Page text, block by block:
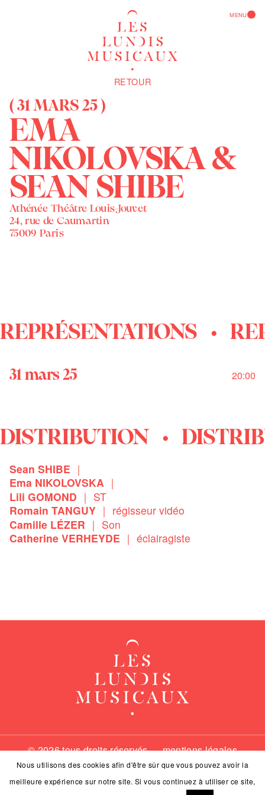
ACCUEIL
CALENDRIER
ARCHIVES
PRÉSENTATION
CONTACT LE BALCON
L'ATHÉNÉE
MENU
RETOUR
( 31 MARS 25 )
EMA
NIKOLOVSKA &
SEAN SHIBE
Athénée Théâtre Louis-Jouvet
24, rue de Caumartin
75009 Paris
REPRÉSENTATIONS
31 mars 25 20:00
DISTRIBUTION
Sean SHIBE ｜
Ema NIKOLOVSKA ｜
Lili GOMOND ｜ ST
Romain TANGUY ｜ régisseur vidéo
Camille LÉZER ｜ Son
Catherine VERHEYDE ｜ éclairagiste
© 2026 tous droits réservés —mentions légales
Nous utilisons des cookies afin d'être sûr que vous pouvez avoir la
meilleure expérience sur notre site. Si vous continuez à utiliser ce site,